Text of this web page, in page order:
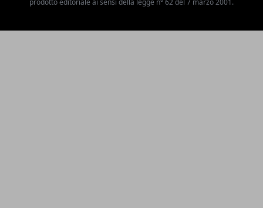
prodotto editoriale ai sensi della legge n° 62 del 7 marzo 2001.